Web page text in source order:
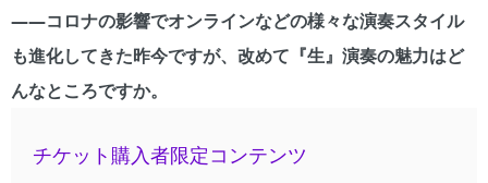
――コロナの影響でオンラインなどの様々な演奏スタイル
も進化してきた昨今ですが、改めて『生』演奏の魅力はど
んなところですか。
チケット購入者限定コンテンツ